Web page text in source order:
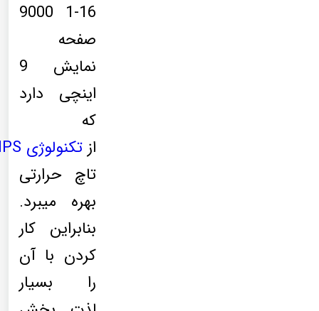
9000 1-16
صفحه
نمایش 9
اینچی دارد
که
از تکنولوژی
تاچ حرارتی
بهره میبرد.
بنابراین کار
کردن با آن
را بسیار